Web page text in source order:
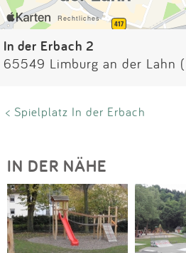
In der Erbach 2
65549 Limburg an der Lahn
< Spielplatz In der Erbach
IN DER NÄHE